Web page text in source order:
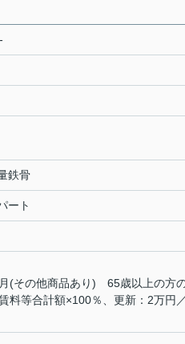
鉄骨
ート
(その他商品あり) 65歳以上の方
料等合計額×100％、更新：2万円